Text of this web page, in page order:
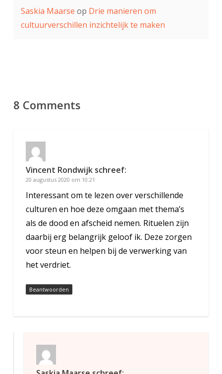
Saskia Maarse op Drie manieren om
cultuurverschillen inzichtelijk te maken
8 Comments
Vincent Rondwijk schreef:
20 augustus 2020 om 10:21
Interessant om te lezen over verschillende
culturen en hoe deze omgaan met thema’s
als de dood en afscheid nemen. Rituelen zijn
daarbij erg belangrijk geloof ik. Deze zorgen
voor steun en helpen bij de verwerking van
het verdriet.
Beantwoorden